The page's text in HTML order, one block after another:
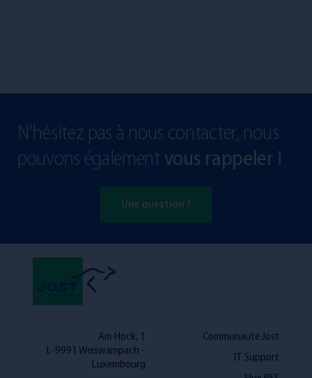
N'hésitez pas à nous contacter, nous
pouvons également vous rappeler !
Une question ?
Am Hock, 1
L-9991 Weiswampach -
Luxembourg
Communauté Jost
IT Support